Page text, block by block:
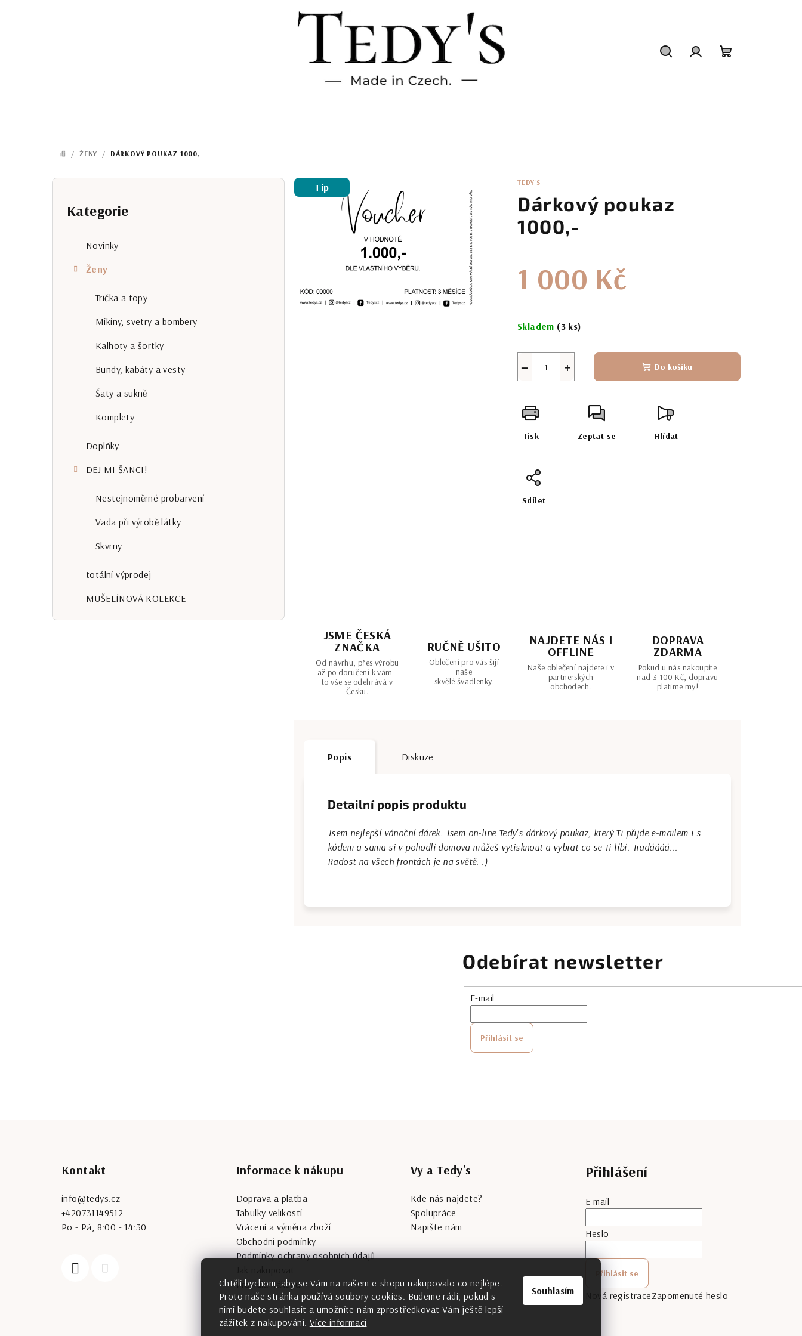
Chtěli bychom, aby se Vám na našem e-shopu nakupovalo co nejlépe.
Proto naše stránka používá soubory cookies. Budeme rádi, pokud s
nimi budete souhlasit a umožníte nám zprostředkovat Vám ještě lepší
zážitek z nakupování. Více informací
Souhlasím
DOMŮ
/ ŽENY / DÁRKOVÝ POUKAZ 1000,-
Přeskočit
kategorie
Kategorie
Novinky
Ženy
Trička a topy
Mikiny, svetry a bombery
Kalhoty a šortky
Bundy, kabáty a vesty
Šaty a sukně
Komplety
Doplňky
DEJ MI ŠANCI!
Nestejnoměrné probarvení
Vada při výrobě látky
Skvrny
totální výprodej
MUŠELÍNOVÁ KOLEKCE
TEDY'S
Dárkový poukaz
1000,-
1 000 Kč
cena:
Skladem (3 ks)
+
− Do košíku
Tisk Zeptat se Hlídat
Sdílet
Tip
JSME ČESKÁ
ZNAČKA
Od návrhu, přes výrobu
až po doručení k vám -
to vše se odehrává v
Česku.
RUČNĚ UŠITO
Oblečení pro vás šijí
naše
skvělé švadlenky.
NAJDETE NÁS I
OFFLINE
Naše oblečení najdete i v
partnerských
obchodech.
DOPRAVA
ZDARMA
Pokud u nás nakoupíte
nad 3 100 Kč, dopravu
platíme my!
Popis Diskuze
Detailní popis produktu
Jsem nejlepší vánoční dárek. Jsem on-line Tedy's dárkový poukaz, který Ti přijde e-mailem i s
kódem a sama si v pohodlí domova můžeš vytisknout a vybrat co se Ti líbí. Tradáááá...
Radost na všech frontách je na světě. :)
Odebírat newsletter
E-mail
Přihlásit se
Kontakt
info@tedys.cz
+420731149512
Po - Pá, 8:00 - 14:30
Informace k nákupu
Doprava a platba
Tabulky velikostí
Vrácení a výměna zboží
Obchodní podmínky
Podmínky ochrany osobních údajů
Pravidla nákupu
Vy a Tedy's
Kde nás najdete?
Spolupráce
Napište nám
Přihlášení
E-mail
Heslo
Přihlásit se
Nová registraceZapomenuté heslo